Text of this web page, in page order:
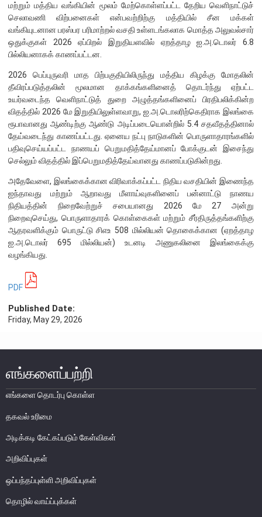
கம்பனிப் படுகடன் பிணையங்கள் சந்தை
கொழும்பு பங்குப் பரிவர்த்தனை
நிதியியல் உட்கட்டமைப்பு
கொடுப்பனவு மற்றும் தீர்ப்பனவு முறைமைகள்
கொடுகடன் தகவல்
சட்டங்களும் ஒழுங்கு விதிகளும்
பிரமிட் திட்டங்கள்
சாதனங்கள் மற்றும் நடைமுறைப்படுத்தல்
பொதுநோக்கு
நிதியியல் முறைமை உறுதிபாட்டுக் குழு
நிதியியல் முறைமை மேற்பார்வைச் குழு
Financial Stability Review
நாணயத்தாள்களும் குத்திகளும்
சுற்றோட்டத்திலுள்ள நாணயத் தாள்கள்
மற்றும் மத்திய வங்கியின் மூலம் மேற்கொள்ளப்பட்ட தேறிய வெளிநாட்டுச்
செலாவணி விற்பனைகள் என்பவற்றிற்கு மத்தியில் சீன மக்கள்
வங்கியுடனான பரஸ்பர பரிமாற்றல் வசதி உள்ளடங்கலாக மொத்த அலுவல்சார்
ஒதுக்குகள் 2026 ஏப்பிறல் இறுதியளவில் ஏறத்தாழ ஐ.அ.டொலர் 6.8
பில்லியனாகக் காணப்பட்டன.
2026 பெப்புருவரி மாத பிற்பகுதியிலிருந்து மத்திய கிழக்கு மோதலின்
தீவிரப்படுத்தலின் மூலமான தாக்கங்களினைத் தொடர்ந்து ஏற்பட்ட
உயர்வடைந்த வெளிநாட்டுத் துறை அழுத்தங்களினைப் பிரதிபலிக்கின்ற
விதத்தில் 2026 மே இறுதியிலுள்ளவாறு, ஐ.அ.டொலரிற்கெதிராக இலங்கை
ரூபாவானது ஆண்டிற்கு ஆண்டு அடிப்படையொன்றில் 5.4 சதவீதத்தினால்
தேய்வடைந்து காணப்பட்டது. ஏனைய நட்பு நாடுகளின் பொருளாதாரங்களில்
பதிவுசெய்யப்பட்ட நாணயப் பெறுமதித்தேய்மானப் போக்குடன் இசைந்து
செல்லும் விதத்தில் இப்பெறுமதித்தேய்வானது காணப்படுகின்றது.
அதேவேளை, இலங்கைக்கான விரிவாக்கப்பட்ட நிதிய வசதியின் இணைந்த
ஐந்தாவது மற்றும் ஆறாவது மீளாய்வுகளினைப் பன்னாட்டு நாணய
நிதியத்தின் நிறைவேற்றுச் சபையானது 2026 மே 27 அன்று
நிறைவுசெய்து, பொருளாதாரக் கொள்கைகள் மற்றும் சீர்திருத்தங்களிற்கு
ஆதரவளிக்கும் பொருட்டு சிஎஉ 508 மில்லியன் தொகைக்கான (ஏறத்தாழ
ஐ.அ.டொலர் 695 மில்லியன்) உடனடி அணுகலினை இலங்கைக்கு
வழங்கியது.
PDF
Published Date:
Friday, May 29, 2026
எங்களைப்பற்றி
எங்களை தொடர்பு கொள்ள
தகவல் உரிமை
அடிக்கடி கேட்கப்படும் கேள்விகள்
அறிவிப்புகள்
ஒப்பந்தப்புள்ளி அறிவிப்புகள்
தொழில் வாய்ப்புக்கள்